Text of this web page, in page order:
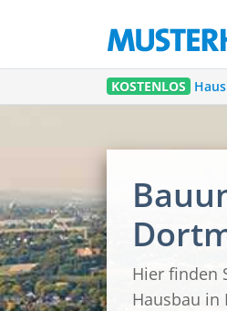
KOSTENLOS
Hier finden
Hausbau in